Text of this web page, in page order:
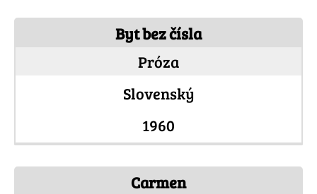
Byt bez čísla
Próza
Slovenský
1960
Carmen